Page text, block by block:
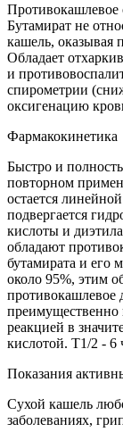
Противокашлевое
Бутамират не
кашель, оказывая
Обладает
и
спирометрии
оксигенацию
Фармакокинетика
Быстро и
повторном
остается
подвергается
кислоты и
обладают
бутамирата и его
около 95%, этим
противокашлевое
преимущественно
реакцией в
кислотой. T1/2 - 6
Показания
Сухой кашель
заболеваниях,